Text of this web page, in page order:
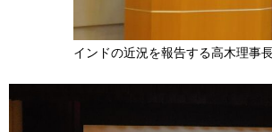
インドの近況を報告する高木理事